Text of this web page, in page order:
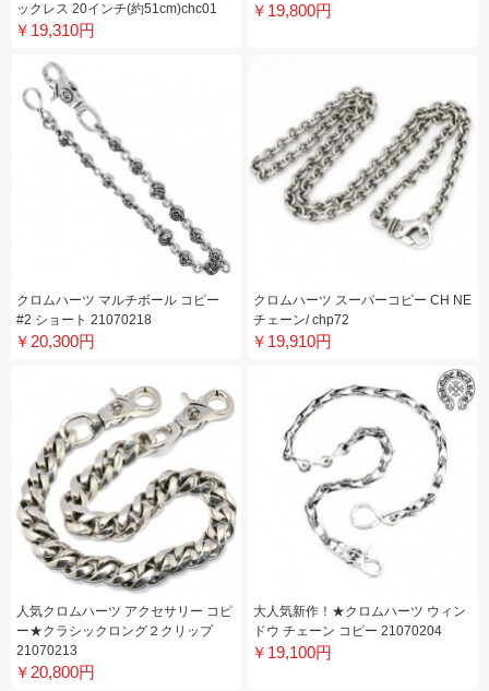
ックレス 20インチ(約51cm)chc01
￥19,310円
￥19,800円
クロムハーツ マルチボール コピー
#2 ショート 21070218
￥20,300円
クロムハーツ スーパーコピー CH NE
チェーン/ chp72
￥19,910円
人気クロムハーツ アクセサリー コピ
ー★クラシックロング２クリップ
21070213
￥20,800円
大人気新作！★クロムハーツ ウィン
ドウ チェーン コピー 21070204
￥19,100円